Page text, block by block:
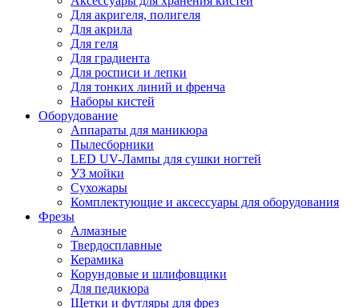
Для акригеля, полигеля
Для акрила
Для геля
Для градиента
Для росписи и лепки
Для тонких линий и френча
Наборы кистей
Оборудование
Аппараты для маникюра
Пылесборники
LED UV-Лампы для сушки ногтей
УЗ мойки
Сухожары
Комплектующие и аксессуары для оборудования
Фрезы
Алмазные
Твердосплавные
Керамика
Корундовые и шлифовщики
Для педикюра
Щетки и футляры для фрез